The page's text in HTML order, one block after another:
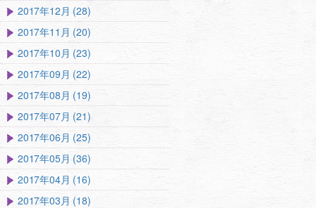
2017年12月 (28)
2017年11月 (20)
2017年10月 (23)
2017年09月 (22)
2017年08月 (19)
2017年07月 (21)
2017年06月 (25)
2017年05月 (36)
2017年04月 (16)
2017年03月 (18)